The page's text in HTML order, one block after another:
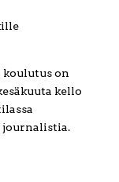
on
kello
journalistia.